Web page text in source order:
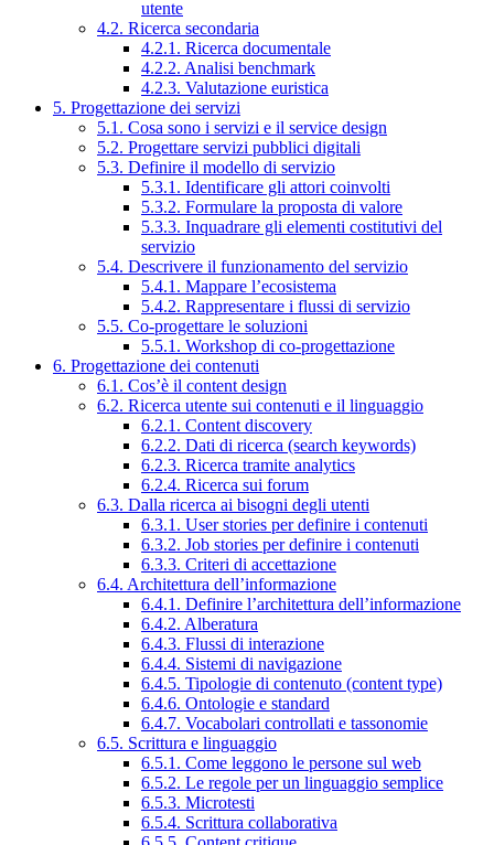
utente
4.2. Ricerca secondaria
4.2.1. Ricerca documentale
4.2.2. Analisi benchmark
4.2.3. Valutazione euristica
5. Progettazione dei servizi
5.1. Cosa sono i servizi e il service design
5.2. Progettare servizi pubblici digitali
5.3. Definire il modello di servizio
5.3.1. Identificare gli attori coinvolti
5.3.2. Formulare la proposta di valore
5.3.3. Inquadrare gli elementi costitutivi del
servizio
5.4. Descrivere il funzionamento del servizio
5.4.1. Mappare l’ecosistema
5.4.2. Rappresentare i flussi di servizio
5.5. Co-progettare le soluzioni
5.5.1. Workshop di co-progettazione
6. Progettazione dei contenuti
6.1. Cos’è il content design
6.2. Ricerca utente sui contenuti e il linguaggio
6.2.1. Content discovery
6.2.2. Dati di ricerca (search keywords)
6.2.3. Ricerca tramite analytics
6.2.4. Ricerca sui forum
6.3. Dalla ricerca ai bisogni degli utenti
6.3.1. User stories per definire i contenuti
6.3.2. Job stories per definire i contenuti
6.3.3. Criteri di accettazione
6.4. Architettura dell’informazione
6.4.1. Definire l’architettura dell’informazione
6.4.2. Alberatura
6.4.3. Flussi di interazione
6.4.4. Sistemi di navigazione
6.4.5. Tipologie di contenuto (content type)
6.4.6. Ontologie e standard
6.4.7. Vocabolari controllati e tassonomie
6.5. Scrittura e linguaggio
6.5.1. Come leggono le persone sul web
6.5.2. Le regole per un linguaggio semplice
6.5.3. Microtesti
6.5.4. Scrittura collaborativa